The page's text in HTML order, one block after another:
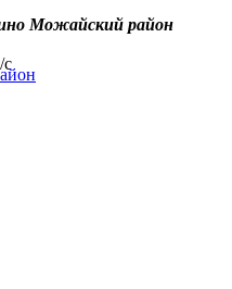
Можайский район